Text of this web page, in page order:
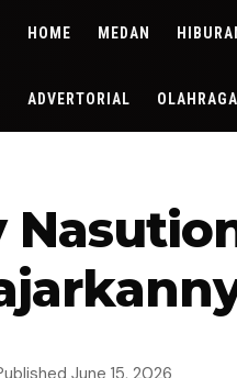
HOME MEDAN
ADVERTORIAL OLAHRAGA
June 15, 2026